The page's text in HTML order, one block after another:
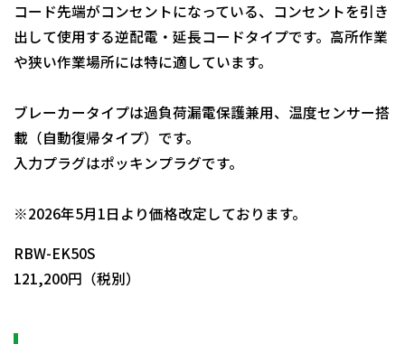
コード先端がコンセントになっている、コンセントを引き
出して使用する逆配電・延長コードタイプです。高所作業
や狭い作業場所には特に適しています。
ブレーカータイプは過負荷漏電保護兼用、温度センサー搭
載（自動復帰タイプ）です。
入力プラグはポッキンプラグです。
※2026年5月1日より価格改定しております。
RBW-EK50S
121,200円（税別）